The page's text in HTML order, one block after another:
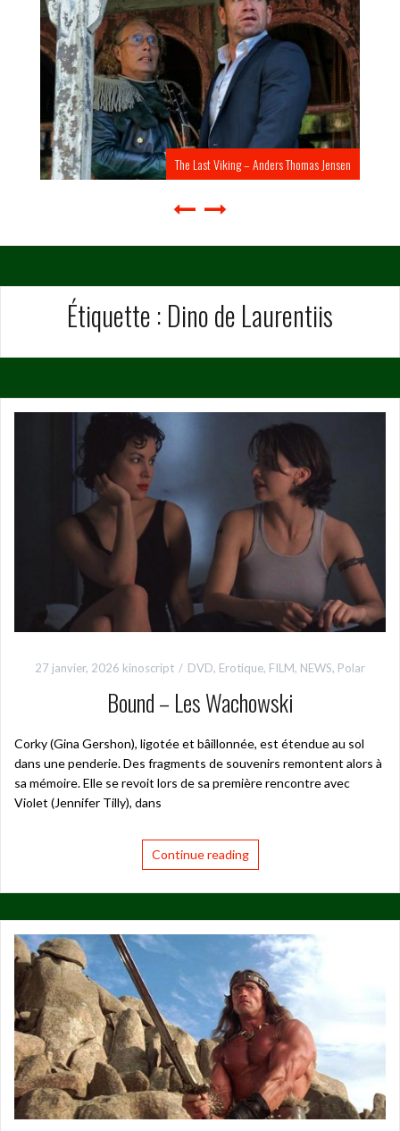
The Last Viking – Anders Thomas Jensen
Étiquette : Dino de Laurentiis
27 janvier, 2026 kinoscript DVD, Erotique, FILM, NEWS, Polar
Bound – Les Wachowski
Corky (Gina Gershon), ligotée et bâillonnée, est étendue au sol
dans une penderie. Des fragments de souvenirs remontent alors à
sa mémoire. Elle se revoit lors de sa première rencontre avec
Violet (Jennifer Tilly), dans
Continue reading